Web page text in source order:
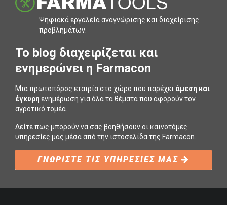
Ψηφιακά εργαλεία αναγνώρισης και διαχείρισης
προβληµάτων.
To blog διαχειρίζεται και
ενημερώνει η Farmacon
Μια πρωτοπόρος εταιρία στο χώρο που παρέχει άμεση και
έγκυρη ενημέρωση για όλα τα θέματα που αφορούν τον
αγροτικό τομέα.
Δείτε πως μπορούν να σας βοηθήσουν οι καινοτόμες
υπηρεσίες μας μέσα από την ιστοσελίδα της Farmacon.
ΓΝΩΡΙΣΤΕ ΤΙΣ ΥΠΗΡΕΣΙΕΣ ΜΑΣ